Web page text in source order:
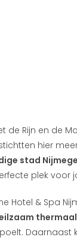
Rijn en de
hier
stad
plek voor
Hotel & Spa
Daarnaast